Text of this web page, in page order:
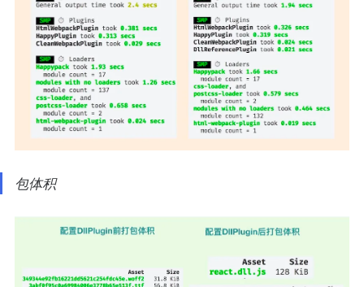
包体积